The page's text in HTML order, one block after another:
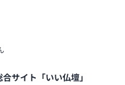
サイト「いい仏壇」